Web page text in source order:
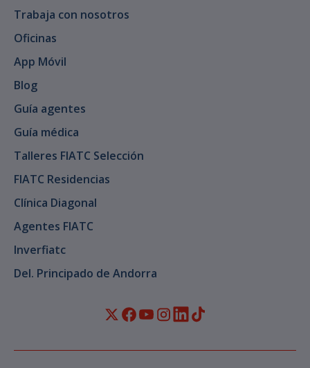
Trabaja con nosotros
Oficinas
App Móvil
Blog
Guía agentes
Guía médica
Talleres FIATC Selección
FIATC Residencias
Clínica Diagonal
Agentes FIATC
Inverfiatc
Del. Principado de Andorra